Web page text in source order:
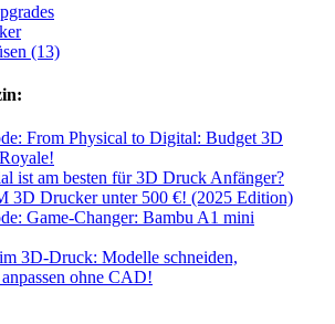
(13)
From Physical to Digital: Budget 3D
ist am besten für 3D Druck Anfänger?
3D Drucker unter 500 €! (2025 Edition)
Game-Changer: Bambu A1 mini
3D-Druck: Modelle schneiden,
ohne CAD!